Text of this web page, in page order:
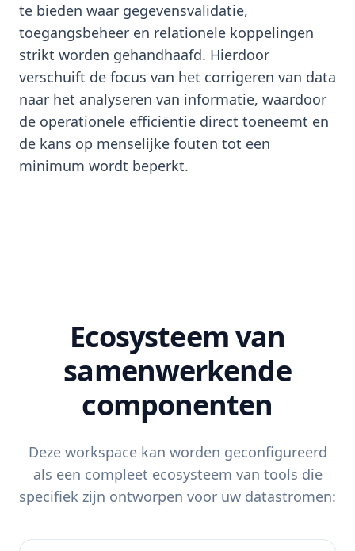
te bieden waar gegevensvalidatie,
toegangsbeheer en relationele koppelingen
strikt worden gehandhaafd. Hierdoor
verschuift de focus van het corrigeren van data
naar het analyseren van informatie, waardoor
de operationele efficiëntie direct toeneemt en
de kans op menselijke fouten tot een
minimum wordt beperkt.
Ecosysteem van
samenwerkende
componenten
Deze workspace kan worden geconfigureerd
als een compleet ecosysteem van tools die
specifiek zijn ontworpen voor uw datastromen: